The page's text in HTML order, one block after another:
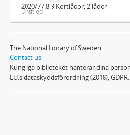
2020/77:8-9 Kortlådor, 2 lådor
Untitled
The National Library of Sweden
Contact us
Kungliga biblioteket hanterar dina
EU:s dataskyddsförordning (2018), GDPR.